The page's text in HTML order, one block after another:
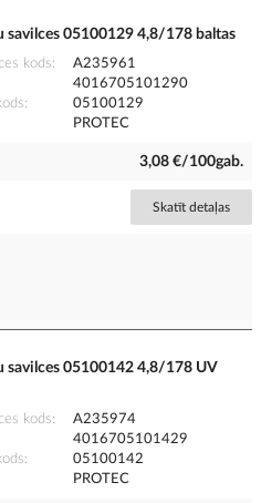
savilces 05100129 4,8/178 baltas
kods
A235961
4016705101290
05100129
PROTEC
3,08 €/100gab.
Skatīt detaļas
savilces 05100142 4,8/178 UV
kods
A235974
4016705101429
05100142
PROTEC